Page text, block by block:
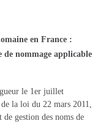
en France :
nommage applicable
le 1er juillet
la loi du 22 mars 2011,
gestion des noms de